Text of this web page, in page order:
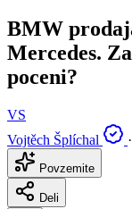
BMW
Mercedes.
poceni?
VS
Vojtěch Šplíchal
·
Povzemite
Deli